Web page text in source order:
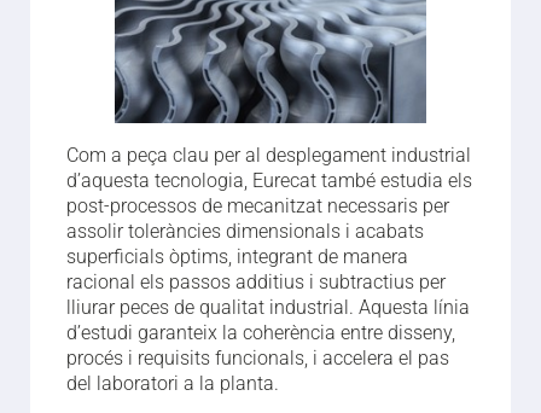
Com a peça clau per al desplegament industrial
d’aquesta tecnologia, Eurecat també estudia els
post-processos de mecanitzat necessaris per
assolir toleràncies dimensionals i acabats
superficials òptims, integrant de manera
racional els passos additius i subtractius per
lliurar peces de qualitat industrial. Aquesta línia
d’estudi garanteix la coherència entre disseny,
procés i requisits funcionals, i accelera el pas
del laboratori a la planta.